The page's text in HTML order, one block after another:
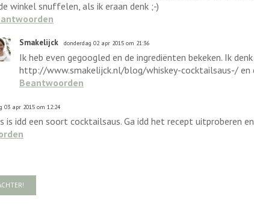
winkel snuffelen, als ik eraan denk ;-)
Smakelijck donderdag 02 apr 2015 om 21:36
Ik heb even gegoogled en de ingrediënten bekeken. Ik
http://www.smakelijck.nl/blog/whiskey-cocktailsaus-/ en
Beantwoorden
03 apr 2015 om 12:24
is idd een soort cocktailsaus. Ga idd het recept uitproberen